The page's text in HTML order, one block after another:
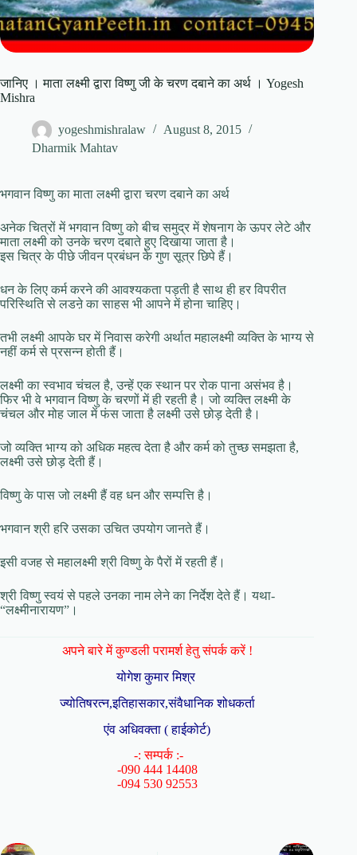
जानिए । माता लक्ष्मी द्वारा विष्णु जी के चरण दबाने का अर्थ । Yogesh
Mishra
yogeshmishralaw
August 8, 2015
Dharmik Mahtav
भगवान विष्णु का माता लक्ष्मी द्वारा चरण दबाने का अर्थ
अनेक चित्रों में भगवान विष्णु को बीच समुद्र में शेषनाग के ऊपर लेटे और
माता लक्ष्मी को उनके चरण दबाते हुए दिखाया जाता है।
इस चित्र के पीछे जीवन प्रबंधन के गुण सूत्र छिपे हैं।
धन के लिए कर्म करने की आवश्यकता पड़ती है साथ ही हर विपरीत
परिस्थिति से लडऩे का साहस भी आपने में होना चाहिए।
तभी लक्ष्मी आपके घर में निवास करेगी अर्थात महालक्ष्मी व्यक्ति के भाग्य से
नहीं कर्म से प्रसन्न होती हैं।
लक्ष्मी का स्वभाव चंचल है, उन्हें एक स्थान पर रोक पाना असंभव है।
फिर भी वे भगवान विष्णु के चरणों में ही रहती है। जो व्यक्ति लक्ष्मी के
चंचल और मोह जाल में फंस जाता है लक्ष्मी उसे छोड़ देती है।
जो व्यक्ति भाग्य को अधिक महत्व देता है और कर्म को तुच्छ समझता है,
लक्ष्मी उसे छोड़ देती हैं।
विष्णु के पास जो लक्ष्मी हैं वह धन और सम्पत्ति है।
भगवान श्री हरि उसका उचित उपयोग जानते हैं।
इसी वजह से महालक्ष्मी श्री विष्णु के पैरों में रहती हैं।
श्री विष्णु स्वयं से पहले उनका नाम लेने का निर्देश देते हैं। यथा-
“लक्ष्मीनारायण”।
अपने बारे में कुण्डली परामर्श हेतु संपर्क करें !
योगेश कुमार मिश्र
ज्योतिषरत्न,इतिहासकार,संवैधानिक शोधकर्ता
एंव अधिवक्ता ( हाईकोर्ट)
-: सम्पर्क :-
-090 444 14408
-094 530 92553